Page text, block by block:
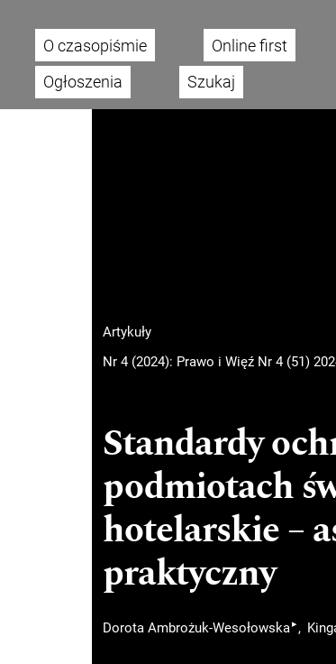
Main menu
O czasopiśmie Online first
Ogłoszenia
Szukaj
Artykuły
Nr 4 (2024): Prawo i Więź Nr 4 (51)
Standardy
podmiotach
hotelarskie –
praktyczny
Dorota Ambrożuk-Wesołowska▸